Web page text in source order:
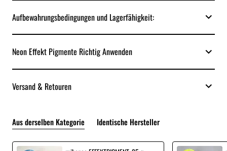
Aufbewahrungsbedingungen und Lagerfähigkeit:
Neon Effekt Pigmente Richtig Anwenden
Versand & Retouren
Aus derselben Kategorie Identische Hersteller